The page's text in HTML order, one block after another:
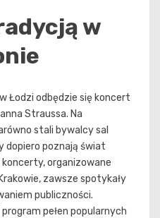
w
Łodzi odbędzie się koncert
Straussa. Na
stali bywalcy sal
dopiero poznają świat
organizowane
zawsze spotykały
publiczności.
pełen popularnych